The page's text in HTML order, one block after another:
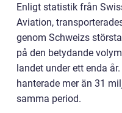
Enligt statistik från
Aviation,
genom Schweizs
på den betydande
landet under ett enda
hanterade mer än 31
samma period.